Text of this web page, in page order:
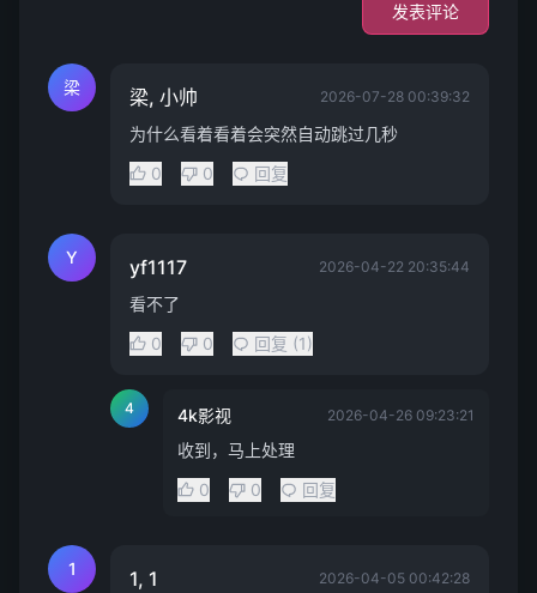
发表评论
梁 梁, 小帅 2026-07-28 00:39:32
为什么看着看着会突然自动跳过几秒
0
0 回复
Y yf1117 2026-04-22 20:35:44
看不了
0
0 回复 (1)
4 4k影视 2026-04-26 09:23:21
收到，马上处理
0
0 回复
1 1, 1 2026-04-05 00:42:28